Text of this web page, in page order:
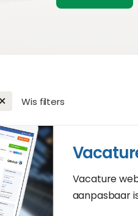
Wis filters
Vacature
aanpasbaar